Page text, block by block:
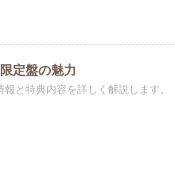
定盤の魅力
と特典内容を詳しく解説します。